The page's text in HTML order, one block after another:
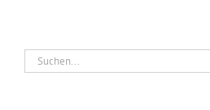
Suche
nach: